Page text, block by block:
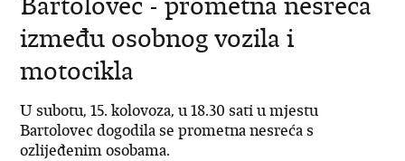
između osobnog vozila i
motocikla
U subotu, 15. kolovoza, u 18.30 sati u mjestu
Bartolovec dogodila se prometna nesreća s
ozlijeđenim osobama.